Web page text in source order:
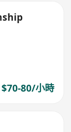
$70-80/小時